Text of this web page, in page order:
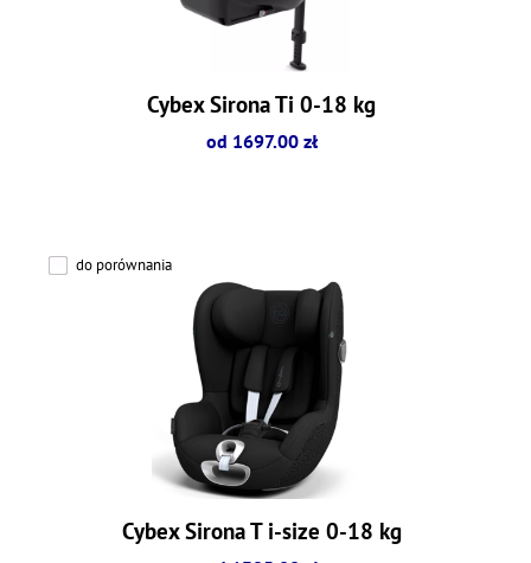
Cybex Sirona Ti 0-18 kg
od 1697.00 zł
do porównania
Cybex Sirona T i-size 0-18 kg